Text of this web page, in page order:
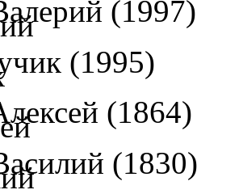
(1997)
(1995)
(1864)
(1830)